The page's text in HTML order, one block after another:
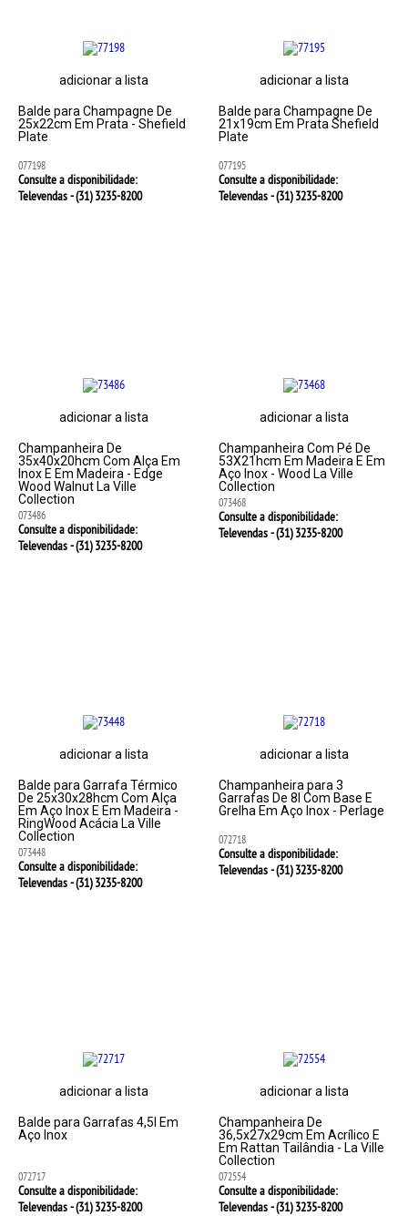
adicionar a lista
Balde para Champagne De
25x22cm Em Prata - Shefield
Plate
077198
Consulte a disponibilidade:
Televendas - (31)3235-8200
adicionar a lista
Balde para Champagne De
21x19cm Em Prata Shefield
Plate
077195
Consulte a disponibilidade:
Televendas - (31)3235-8200
adicionar a lista
Champanheira De
35x40x20hcm Com Alça Em
Inox E Em Madeira - Edge
Wood Walnut La Ville
Collection
073486
Consulte a disponibilidade:
Televendas - (31)3235-8200
adicionar a lista
Champanheira Com Pé De
53X21hcm Em Madeira E Em
Aço Inox - Wood La Ville
Collection
073468
Consulte a disponibilidade:
Televendas - (31)3235-8200
adicionar a lista
Balde para Garrafa Térmico
De 25x30x28hcm Com Alça
Em Aço Inox E Em Madeira -
RingWood Acácia La Ville
Collection
073448
Consulte a disponibilidade:
Televendas - (31)3235-8200
adicionar a lista
Champanheira para 3
Garrafas De 8l Com Base E
Grelha Em Aço Inox - Perlage
072718
Consulte a disponibilidade:
Televendas - (31)3235-8200
adicionar a lista
Balde para Garrafas 4,5l Em
Aço Inox
072717
Consulte a disponibilidade:
Televendas - (31)3235-8200
adicionar a lista
Champanheira De
36,5x27x29cm Em Acrílico E
Em Rattan Tailândia - La Ville
Collection
072554
Consulte a disponibilidade:
Televendas - (31)3235-8200